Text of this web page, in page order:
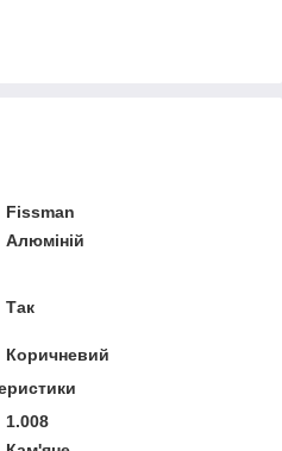
Fissman
Алюміній
Так
Коричневий
1.008